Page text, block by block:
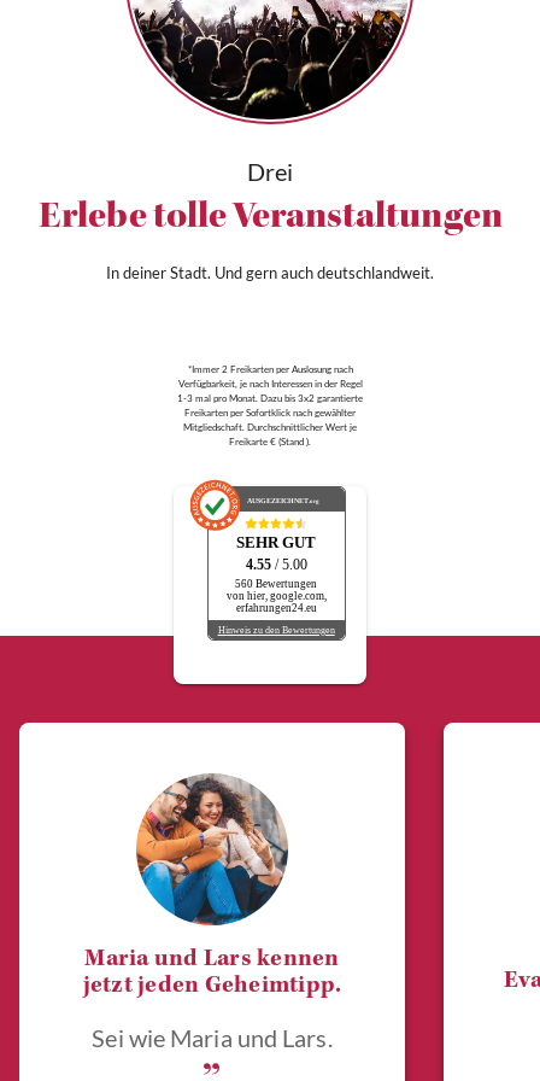
Drei
Erlebe tolle Veranstaltungen
In deiner Stadt. Und gern auch deutschlandweit.
*Immer 2 Freikarten per Auslosung nach
Verfügbarkeit, je nach Interessen in der Regel
1-3 mal pro Monat. Dazu bis 3x2 garantierte
Freikarten per Sofortklick nach gewählter
Mitgliedschaft. Durchschnittlicher Wert je
Freikarte € (Stand ).
AUSGEZEICHNET.org
SEHR GUT
4.55 / 5.00
560 Bewertungen
von hier, google.com,
erfahrungen24.eu
Hinweis zu den Bewertungen
Maria und Lars kennen
jetzt jeden Geheimtipp.
Sei wie Maria und Lars.
„